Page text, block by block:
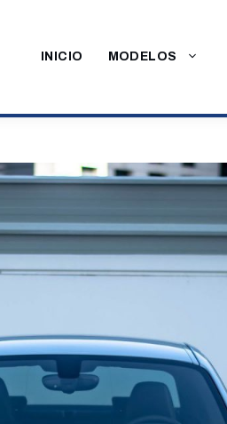
INICIO MODELOS